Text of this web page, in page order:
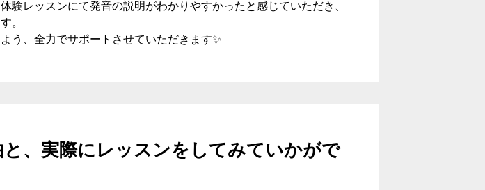
レッスンにて発音の説明がわかりやすかったと感じていただき、
。
う、全力でサポートさせていただきます✨
、実際にレッスンをしてみていかがで